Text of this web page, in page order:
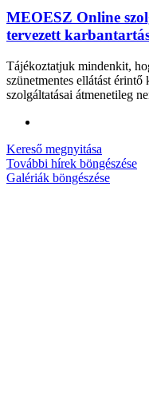
MEOESZ Online
tervezett
Tájékoztatjuk mindenkit,
szünetmentes ellátást
szolgáltatásai átmenetileg
Kereső megnyitása
További hírek böngészése
Galériák böngészése